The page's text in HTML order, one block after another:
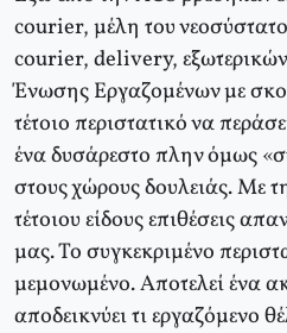
courier, μέλη του
courier, delivery,
Ένωσης Εργαζομένων με
τέτοιο περιστατικό να
ένα δυσάρεστο πλην όμως
στους χώρους δουλειάς. Με
τέτοιου είδους επιθέσεις
μας. Το συγκεκριμένο
μεμονωμένο. Αποτελεί ένα
αποδεικνύει τι εργαζόμενο